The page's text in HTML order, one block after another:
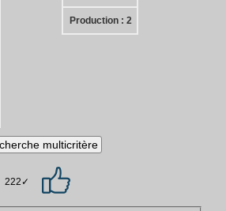
Production : 2
222✓